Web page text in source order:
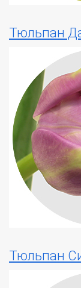
Тюльпан
Тюльпан